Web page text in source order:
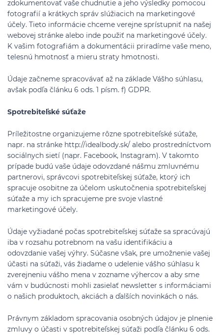
zdokumentovať vaše chudnutie a jeho výsledky pomocou
fotografií a krátkych správ slúžiacich na marketingové
účely. Tieto informácie chceme verejne sprístupniť na našej
webovej stránke alebo inde použiť na marketingové účely.
K vašim fotografiám a dokumentácii priradíme vaše meno,
telesnú hmotnosť a mieru straty hmotnosti.
Údaje začneme spracovávať až na základe Vášho súhlasu,
avšak podľa článku 6 ods. 1 písm. f) GDPR.
Spotrebiteľské súťaže
Príležitostne organizujeme rôzne spotrebiteľské súťaže,
napr. na stránke http://idealbody.sk/ alebo prostredníctvom
sociálnych sietí (napr. Facebook, Instagram). V takomto
prípade budú vaše údaje odovzdané nášmu zmluvnému
partnerovi, správcovi spotrebiteľskej súťaže, ktorý ich
spracuje osobitne za účelom uskutočnenia spotrebiteľskej
súťaže a my ich spracujeme pre svoje vlastné
marketingové účely.
Údaje vyžiadané počas spotrebiteľskej súťaže sa spracúvajú
iba v rozsahu potrebnom na vašu identifikáciu a
odovzdanie vašej výhry. Súčasne však, pre umožnenie vašej
účasti na súťaži, vás žiadame o udelenie vášho súhlasu k
zverejneniu vášho mena v zozname výhercov a aby sme
vám v budúcnosti mohli zasielať newsletter s informáciami
o našich produktoch, akciách a ďalších novinkách o nás.
Právnym základom spracovania osobných údajov je plnenie
zmluvy o účasti v spotrebiteľskej súťaži podľa článku 6 ods.